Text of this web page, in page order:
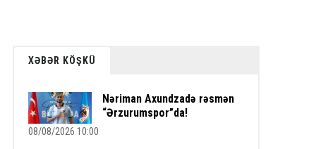
XƏBƏR KÖŞKÜ
Nəriman Axundzadə rəsmən
“Ərzurumspor”da!
08/08/2026 10:00